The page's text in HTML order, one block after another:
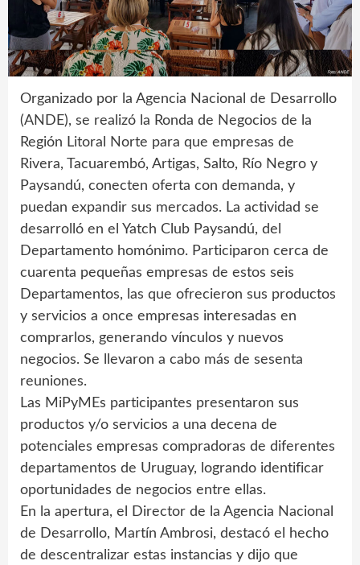
Organizado por la Agencia Nacional de Desarrollo
(ANDE), se realizó la Ronda de Negocios de la
Región Litoral Norte para que empresas de
Rivera, Tacuarembó, Artigas, Salto, Río Negro y
Paysandú, conecten oferta con demanda, y
puedan expandir sus mercados. La actividad se
desarrolló en el Yatch Club Paysandú, del
Departamento homónimo. Participaron cerca de
cuarenta pequeñas empresas de estos seis
Departamentos, las que ofrecieron sus productos
y servicios a once empresas interesadas en
comprarlos, generando vínculos y nuevos
negocios. Se llevaron a cabo más de sesenta
reuniones.
Las MiPyMEs participantes presentaron sus
productos y/o servicios a una decena de
potenciales empresas compradoras de diferentes
departamentos de Uruguay, logrando identificar
oportunidades de negocios entre ellas.
En la apertura, el Director de la Agencia Nacional
de Desarrollo, Martín Ambrosi, destacó el hecho
de descentralizar estas instancias y dijo que